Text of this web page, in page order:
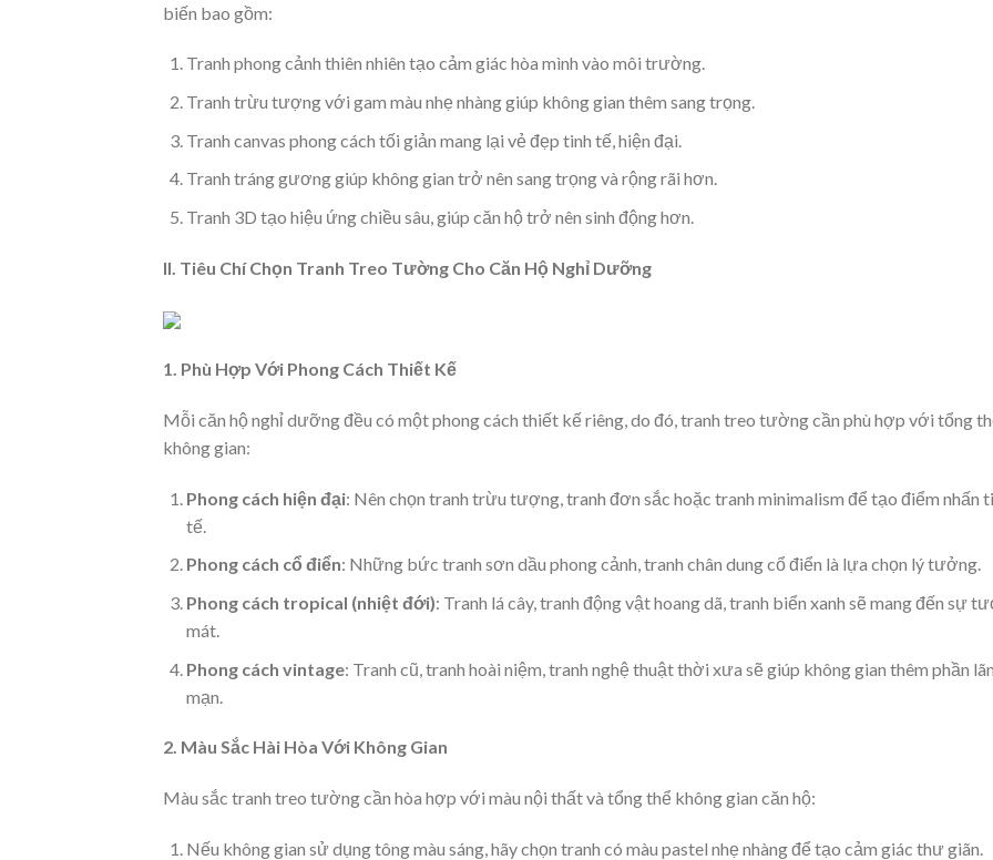
biến bao gồm:
Tranh phong cảnh thiên nhiên tạo cảm giác hòa mình vào môi trường.
Tranh trừu tượng với gam màu nhẹ nhàng giúp không gian thêm sang trọng.
Tranh canvas phong cách tối giản mang lại vẻ đẹp tinh tế, hiện đại.
Tranh tráng gương giúp không gian trở nên sang trọng và rộng rãi hơn.
Tranh 3D tạo hiệu ứng chiều sâu, giúp căn hộ trở nên sinh động hơn.
II. Tiêu Chí Chọn Tranh Treo Tường Cho Căn Hộ Nghỉ Dưỡng
1. Phù Hợp Với Phong Cách Thiết Kế
Mỗi căn hộ nghỉ dưỡng đều có một phong cách thiết kế riêng, do đó, tranh treo tường cần phù hợp với tổng
không gian:
Phong cách hiện đại: Nên chọn tranh trừu tượng, tranh đơn sắc hoặc tranh minimalism để tạo điểm nhấn
tế.
Phong cách cổ điển: Những bức tranh sơn dầu phong cảnh, tranh chân dung cổ điển là lựa chọn lý tưởng.
Phong cách tropical (nhiệt đới): Tranh lá cây, tranh động vật hoang dã, tranh biển xanh sẽ mang đến sự
mát.
Phong cách vintage: Tranh cũ, tranh hoài niệm, tranh nghệ thuật thời xưa sẽ giúp không gian thêm phần
mạn.
2. Màu Sắc Hài Hòa Với Không Gian
Màu sắc tranh treo tường cần hòa hợp với màu nội thất và tổng thể không gian căn hộ:
Nếu không gian sử dụng tông màu sáng, hãy chọn tranh có màu pastel nhẹ nhàng để tạo cảm giác thư giãn.